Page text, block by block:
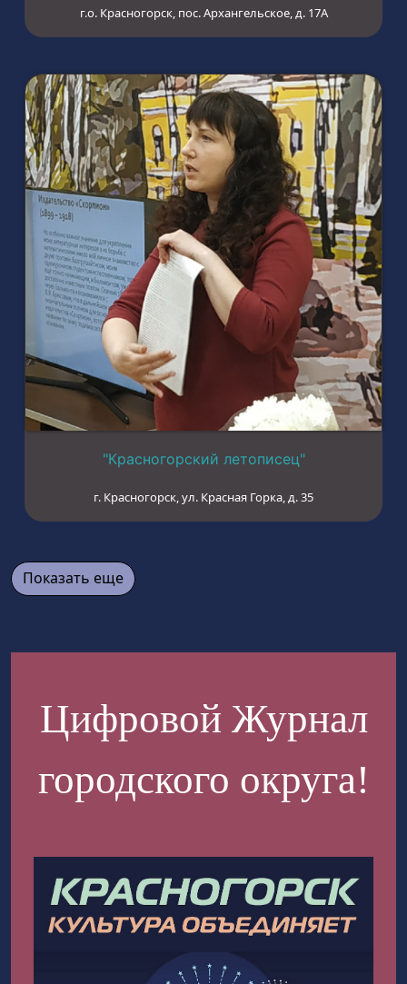
г.о. Красногорск, пос. Архангельское, д. 17А
"Красногорский летописец"
г. Красногорск, ул. Красная Горка, д. 35
Показать еще
Цифровой Журнал
городского округа!